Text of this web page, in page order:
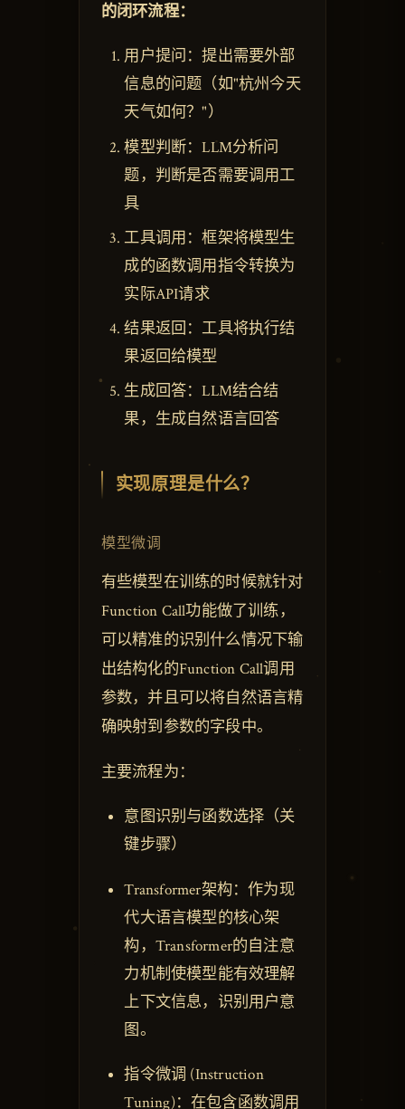
的闭环流程：
用户提问：提出需要外部
信息的问题（如"杭州今天
天气如何？"）
模型判断：LLM分析问
题，判断是否需要调用工
具
工具调用：框架将模型生
成的函数调用指令转换为
实际API请求
结果返回：工具将执行结
果返回给模型
生成回答：LLM结合结
果，生成自然语言回答
实现原理是什么？
模型微调
有些模型在训练的时候就针对
Function Call功能做了训练，
可以精准的识别什么情况下输
出结构化的Function Call调用
参数，并且可以将自然语言精
确映射到参数的字段中。
主要流程为：
意图识别与函数选择（关
键步骤）
Transformer架构：作为现
代大语言模型的核心架
构，Transformer的自注意
力机制使模型能有效理解
上下文信息，识别用户意
图。
指令微调 (Instruction
Tuning)：在包含函数调用